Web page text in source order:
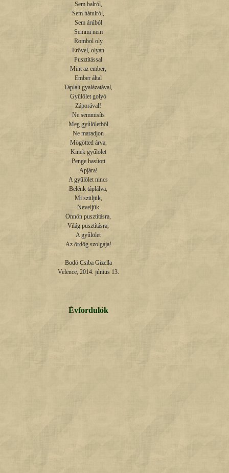
Sem balról,
Sem hátulról,
Sem árúból
Semmi nem
Rombol oly
Erővel, olyan
Pusztítással
Mint az ember,
Ember által
Táplált gyalázatával,
Gyűlölet golyó
Záporával!
Ne semmisíts
Meg gyűlöletből
Ne maradjon
Mögötted árva,
Kinek gyűlölet
Penge hasított
Apjára!
A gyűlölet nincs
Belénk táplálva,
Mi szüljük,
Neveljük
Önnön pusztításra,
Világ pusztításra,
A gyűlölet
Az ördög szolgája!
Bodó Csiba Gizella
Velence, 2014. június 13.
Évfordulók